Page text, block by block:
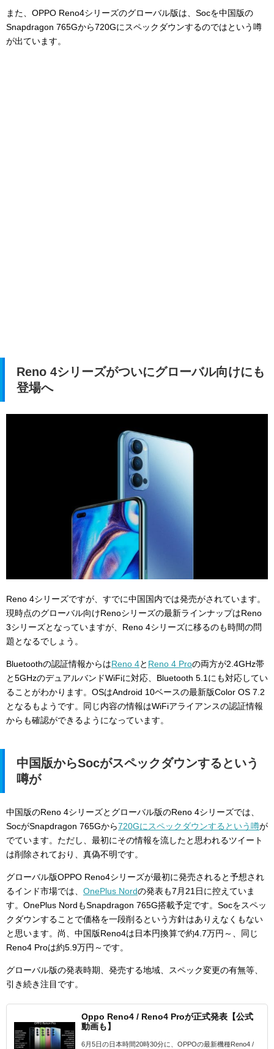
また、OPPO Reno4シリーズのグローバル版は、Socを中国版の
Snapdragon 765Gから720Gにスペックダウンするのではという噂
が出ています。
Reno 4シリーズがついにグローバル向けにも
登場へ
Reno 4シリーズですが、すでに中国国内では発売がされています。
現時点のグローバル向けRenoシリーズの最新ラインナップはReno
3シリーズとなっていますが、Reno 4シリーズに移るのも時間の問
題となるでしょう。
Bluetoothの認証情報からはReno 4と Reno 4 Proの両方が2.4GHz帯
と5GHzのデュアルバンドWiFiに対応、Bluetooth 5.1にも対応してい
ることがわかります。OSはAndroid 10ベースの最新版Color OS 7.2
となるもようです。同じ内容の情報はWiFiアライアンスの認証情報
からも確認ができるようになっています。
中国版からSocがスペックダウンするという
噂が
中国版のReno 4シリーズとグローバル版のReno 4シリーズでは、
SocがSnapdragon 765Gから720Gにスペックダウンするという噂が
でています。ただし、最初にその情報を流したと思われるツイート
は削除されており、真偽不明です。
グローバル版OPPO Reno4シリーズが最初に発売されると予想され
るインド市場では、 OnePlus Nordの発表も7月21日に控えていま
す。OnePlus NordもSnapdragon 765G搭載予定です。Socをスペッ
クダウンすることで価格を一段削るという方針はありえなくもない
と思います。尚、中国版Reno4は日本円換算で約4.7万円～、同じ
Reno4 Proは約5.9万円～です。
グローバル版の発表時期、発売する地域、スペック変更の有無等、
引き続き注目です。
Oppo Reno4 / Reno4 Proが正式発表【公式
動画も】
6月5日の日本時間20時30分に、OPPOの最新機種Reno4 /